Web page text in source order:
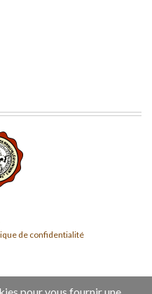
de confidentialité